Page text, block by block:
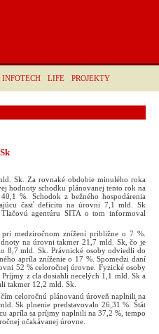
INFOTECH LIFE PROJEKTY
Sk. Za rovnaké obdobie minulého roka
hodnoty schodku plánovanej tento rok na
%. Schodok z bežného hospodárenia
časť deficitu na úrovni 7,1 mld. Sk
agentúru SITA o tom informoval
medziročnom znížení približne o 7 %.
na úrovni takmer 21,7 mld. Sk, čo je
8,7 mld. Sk. Právnické osoby odviedli do
apríla zníženie o 17 %. Spomedzi daní
52 % celoročnej úrovne. Fyzické osoby
z cla dosiahli necelých 1,1 mld. Sk a
takmer 12,2 mld. Sk.
celoročnú plánovanú úroveň naplnili na
Sk plnenie predstavovalo 26,31 %. Štát
apríla sa príjmy naplnili na 37,2 %, tempo
očakávanej úrovne.